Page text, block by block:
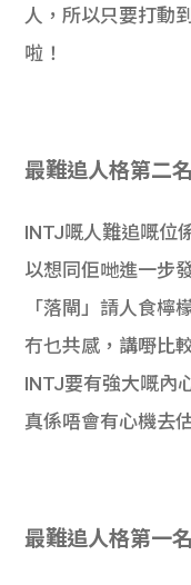
人，所以只要打動
啦！
最難追人格第二
INTJ嘅人難追嘅位
以想同佢哋進一步
「落閘」請人食檸
冇乜共感，講嘢比
INTJ要有強大嘅內
真係唔會有心機去
最難追人格第一